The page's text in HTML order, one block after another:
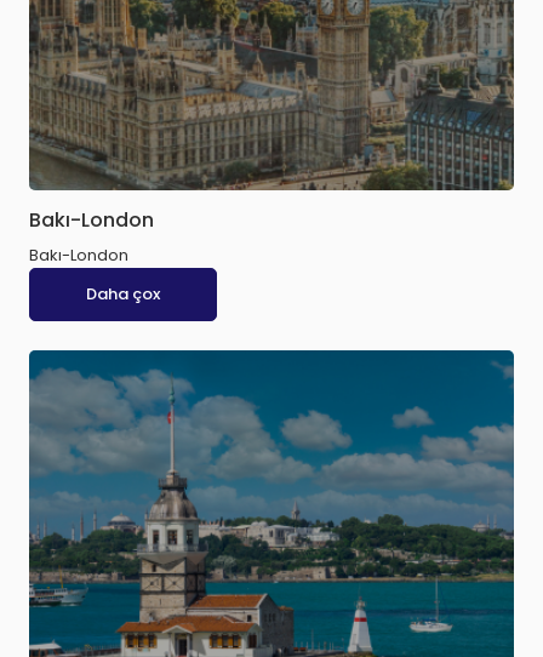
Bakı-London
Bakı-London
Daha çox